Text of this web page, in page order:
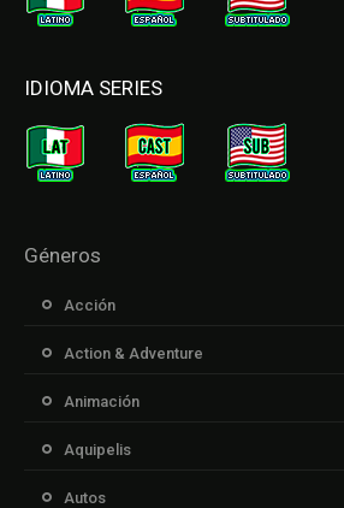
IDIOMA SERIES
Géneros
Acción
Action & Adventure
Animación
Aquipelis
Autos